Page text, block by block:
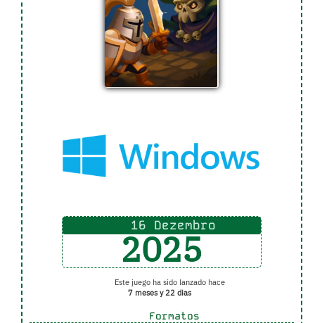
16 Dezembro
2025
Este juego ha sido lanzado hace
7 meses y 22 dias
Formatos